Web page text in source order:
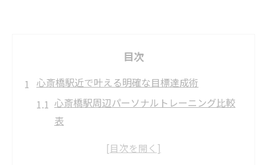
目次
心斎橋駅近で叶える明確な目標達成術
心斎橋駅周辺パーソナルトレーニング比較
表
明確な目標設定が成功を導く理由